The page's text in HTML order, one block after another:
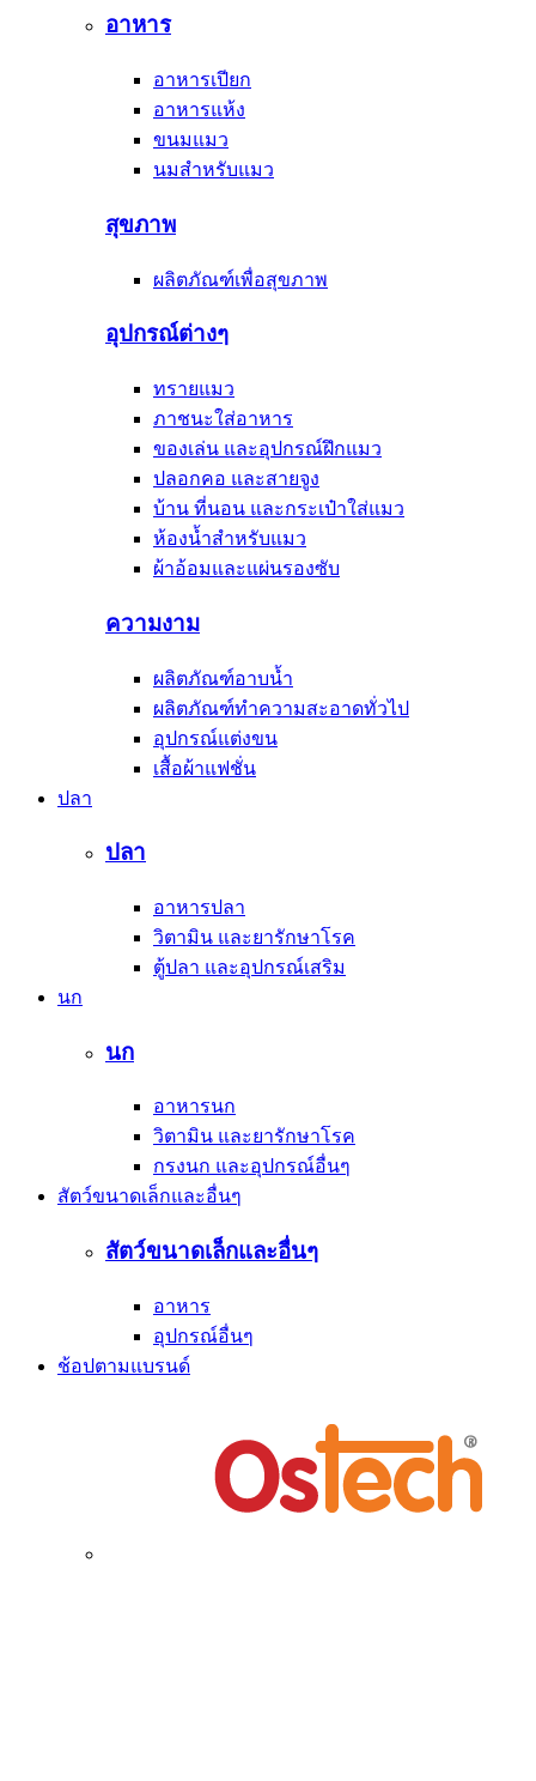
อาหาร
อาหารเปียก
อาหารแห้ง
ขนมแมว
นมสำหรับแมว
สุขภาพ
ผลิตภัณฑ์เพื่อสุขภาพ
อุปกรณ์ต่างๆ
ทรายแมว
ภาชนะใส่อาหาร
ของเล่น และอุปกรณ์ฝึกแมว
ปลอกคอ และสายจูง
บ้าน ที่นอน และกระเป๋าใส่แมว
ห้องน้ำสำหรับแมว
ผ้าอ้อมและแผ่นรองซับ
ความงาม
ผลิตภัณฑ์อาบน้ำ
ผลิตภัณฑ์ทำความสะอาดทั่วไป
อุปกรณ์แต่งขน
เสื้อผ้าแฟชั่น
ปลา
ปลา
อาหารปลา
วิตามิน และยารักษาโรค
ตู้ปลา และอุปกรณ์เสริม
นก
นก
อาหารนก
วิตามิน และยารักษาโรค
กรงนก และอุปกรณ์อื่นๆ
สัตว์ขนาดเล็กและอื่นๆ
สัตว์ขนาดเล็กและอื่นๆ
อาหาร
อุปกรณ์อื่นๆ
ช้อปตามแบรนด์